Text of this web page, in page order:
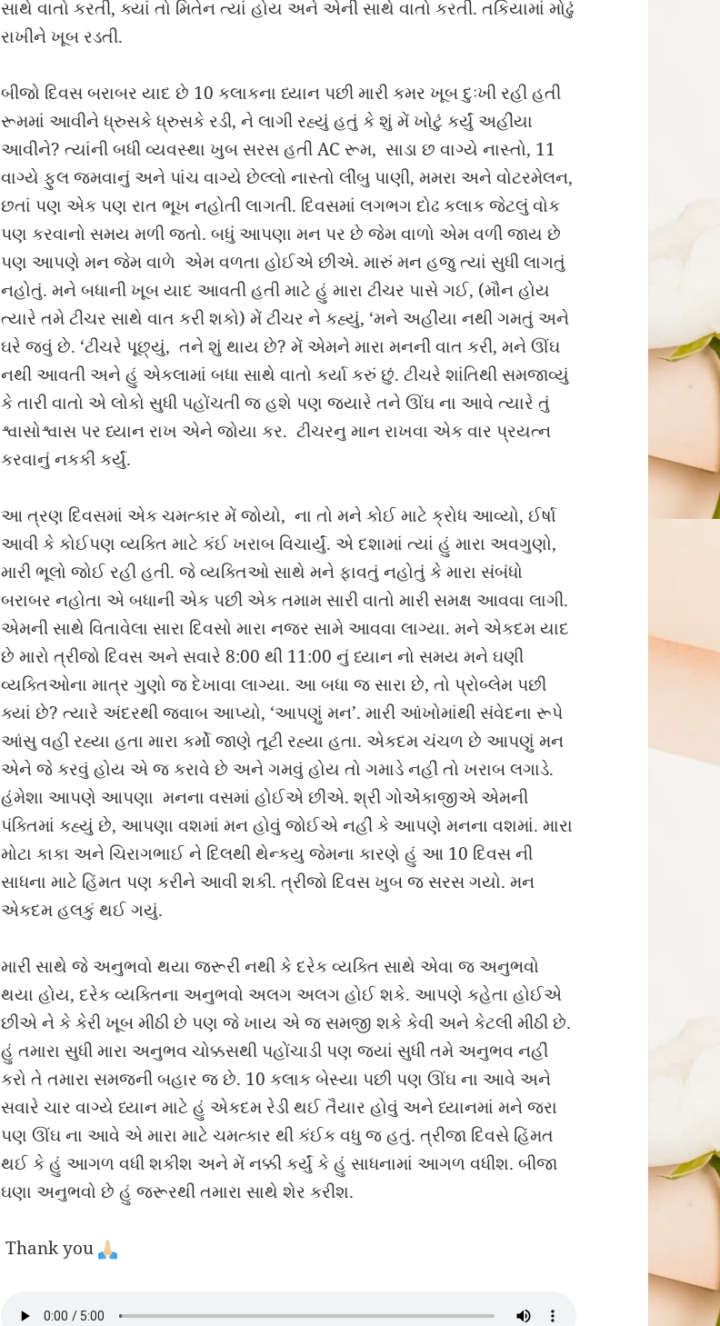
સાથે વાતો કરતી, ક્યાં તો મિતેન ત્યાં હોય અને એની સાથે વાતો કરતી. તકિયામાં મોઢું
રાખીને ખૂબ રડતી.
બીજો દિવસ બરાબર યાદ છે 10 કલાકના ધ્યાન પછી મારી કમર ખૂબ દુઃખી રહી હતી
રૂમમાં આવીને ધ્રુસકે ધ્રુસકે રડી, ને લાગી રહ્યું હતું કે શું મેં ખોટું કર્યું અહીંયા
આવીને? ત્યાંની બધી વ્યવસ્થા ખુબ સરસ હતી AC રૂમ, સાડા છ વાગ્યે નાસ્તો, 11
વાગ્યે ફુલ જમવાનું અને પાંચ વાગ્યે છેલ્લો નાસ્તો લીંબુ પાણી, મમરા અને વોટરમેલન,
છતાં પણ એક પણ રાત ભૂખ નહોતી લાગતી. દિવસમાં લગભગ દોઢ કલાક જેટલું વોક
પણ કરવાનો સમય મળી જતો. બધું આપણા મન પર છે જેમ વાળો એમ વળી જાય છે
પણ આપણે મન જેમ વાળે એમ વળતા હોઈએ છીએ. મારું મન હજુ ત્યાં સુધી લાગતું
નહોતું. મને બધાની ખૂબ યાદ આવતી હતી માટે હું મારા ટીચર પાસે ગઈ, (મૌન હોય
ત્યારે તમે ટીચર સાથે વાત કરી શકો) મેં ટીચર ને કહ્યું, ‘મને અહીંયા નથી ગમતું અને
ઘરે જવું છે. ‘ટીચરે પૂછ્યું, તને શું થાય છે? મેં એમને મારા મનની વાત કરી, મને ઊંઘ
નથી આવતી અને હું એકલામાં બધા સાથે વાતો કર્યા કરું છું. ટીચરે શાંતિથી સમજાવ્યું
કે તારી વાતો એ લોકો સુધી પહોંચતી જ હશે પણ જ્યારે તને ઊંઘ ના આવે ત્યારે તું
શ્વાસોશ્વાસ પર ધ્યાન રાખ એને જોયા કર. ટીચરનુ માન રાખવા એક વાર પ્રયત્ન
કરવાનું નકકી કર્યું.
આ ત્રણ દિવસમાં એક ચમત્કાર મેં જોયો, ના તો મને કોઈ માટે ક્રોધ આવ્યો, ઈર્ષા
આવી કે કોઈપણ વ્યક્તિ માટે કંઈ ખરાબ વિચાર્યું. એ દશામાં ત્યાં હું મારા અવગુણો,
મારી ભૂલો જોઈ રહી હતી. જે વ્યક્તિઓ સાથે મને ફાવતું નહોતું કે મારા સંબંધો
બરાબર નહોતા એ બધાની એક પછી એક તમામ સારી વાતો મારી સમક્ષ આવવા લાગી.
એમની સાથે વિતાવેલા સારા દિવસો મારા નજર સામે આવવા લાગ્યા. મને એકદમ યાદ
છે મારો ત્રીજો દિવસ અને સવારે 8:00 થી 11:00 નું ધ્યાન નો સમય મને ઘણી
વ્યક્તિઓના માત્ર ગુણો જ દેખાવા લાગ્યા. આ બધા જ સારા છે, તો પ્રોબ્લેમ પછી
ક્યાં છે? ત્યારે અંદરથી જવાબ આપ્યો, ‘આપણું મન’. મારી આંખોમાંથી સંવેદના રૂપે
આંસુ વહી રહ્યા હતા મારા કર્મો જાણે તૂટી રહ્યા હતા. એકદમ ચંચળ છે આપણું મન
એને જે કરવું હોય એ જ કરાવે છે અને ગમવું હોય તો ગમાડે નહીં તો ખરાબ લગાડે.
હંમેશા આપણે આપણા મનના વસમાં હોઈએ છીએ. શ્રી ગોએંકાજીએ એમની
પંક્તિમાં કહ્યું છે, આપણા વશમાં મન હોવું જોઈએ નહીં કે આપણે મનના વશમાં. મારા
મોટા કાકા અને ચિરાગભાઈ ને દિલથી થેન્કયુ જેમના કારણે હું આ 10 દિવસ ની
સાધના માટે હિંમત પણ કરીને આવી શકી. ત્રીજો દિવસ ખુબ જ સરસ ગયો. મન
એકદમ હલકું થઈ ગયું.
મારી સાથે જે અનુભવો થયા જરૂરી નથી કે દરેક વ્યક્તિ સાથે એવા જ અનુભવો
થયા હોય, દરેક વ્યક્તિના અનુભવો અલગ અલગ હોઈ શકે. આપણે કહેતા હોઈએ
છીએ ને કે કેરી ખૂબ મીઠી છે પણ જે ખાય એ જ સમજી શકે કેવી અને કેટલી મીઠી છે.
હું તમારા સુધી મારા અનુભવ ચોક્કસથી પહોંચાડી પણ જ્યાં સુધી તમે અનુભવ નહીં
કરો તે તમારા સમજની બહાર જ છે. 10 કલાક બેસ્યા પછી પણ ઊંઘ ના આવે અને
સવારે ચાર વાગ્યે ધ્યાન માટે હું એકદમ રેડી થઈ તૈયાર હોવું અને ધ્યાનમાં મને જરા
પણ ઊંઘ ના આવે એ મારા માટે ચમત્કાર થી કંઈક વધુ જ હતું. ત્રીજા દિવસે હિંમત
થઈ કે હું આગળ વધી શકીશ અને મેં નક્કી કર્યું કે હું સાધનામાં આગળ વધીશ. બીજા
ઘણા અનુભવો છે હું જરૂરથી તમારા સાથે શેર કરીશ.
Thank you